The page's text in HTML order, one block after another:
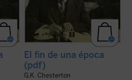
El fin de una época
(pdf)
G.K. Chesterton